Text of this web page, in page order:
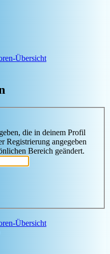
Übersicht
die in deinem Profil
Registrierung angegeben
Bereich geändert.
Übersicht